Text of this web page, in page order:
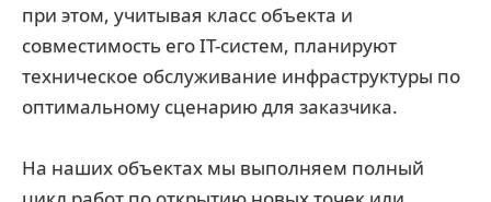
при этом, учитывая класс объекта и
совместимость его IT-систем, планируют
техническое обслуживание инфраструктуры по
оптимальному сценарию для заказчика.
На наших объектах мы выполняем полный